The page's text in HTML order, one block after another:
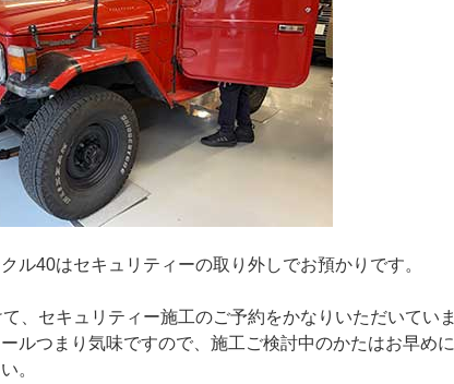
ル40はセキュリティーの取り外しでお預かりです。
、セキュリティー施工のご予約をかなりいただいていま
ルつまり気味ですので、施工ご検討中のかたはお早めに
。